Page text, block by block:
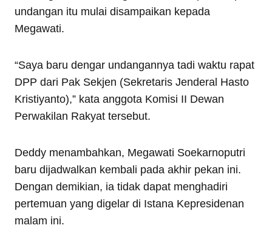
undangan itu mulai disampaikan kepada
Megawati.
“Saya baru dengar undangannya tadi waktu rapat
DPP dari Pak Sekjen (Sekretaris Jenderal Hasto
Kristiyanto),” kata anggota Komisi II Dewan
Perwakilan Rakyat tersebut.
Deddy menambahkan, Megawati Soekarnoputri
baru dijadwalkan kembali pada akhir pekan ini.
Dengan demikian, ia tidak dapat menghadiri
pertemuan yang digelar di Istana Kepresidenan
malam ini.